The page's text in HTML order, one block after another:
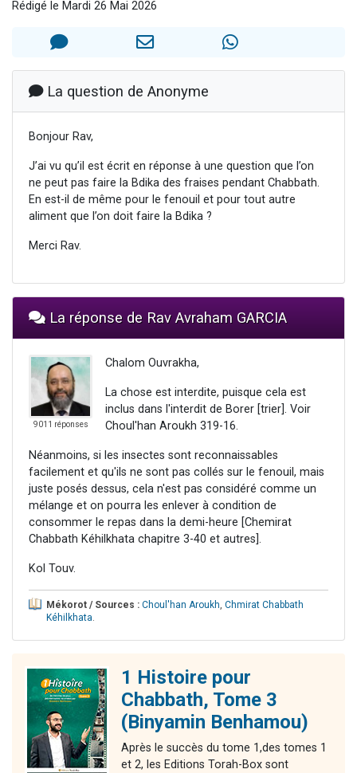
Il reste 49 places pour étudier en groupe sur Zoom
Eva vient de donner son Maasser
3 personnes viennent de faire un don pour Événements Torah-Box
Rédigé le Mardi 26 Mai 2026
La question de Anonyme
Bonjour Rav,
J’ai vu qu’il est écrit en réponse à une question que l’on
ne peut pas faire la Bdika des fraises pendant Chabbath.
En est-il de même pour le fenouil et pour tout autre
aliment que l’on doit faire la Bdika ?
Merci Rav.
La réponse de Rav Avraham GARCIA
9011 réponses
Chalom Ouvrakha,
La chose est interdite, puisque cela est
inclus dans l'interdit de Borer [trier]. Voir
Choul'han Aroukh 319-16.
Néanmoins, si les insectes sont reconnaissables
facilement et qu'ils ne sont pas collés sur le fenouil, mais
juste posés dessus, cela n'est pas considéré comme un
mélange et on pourra les enlever à condition de
consommer le repas dans la demi-heure [Chemirat
Chabbath Kéhilkhata chapitre 3-40 et autres].
Kol Touv.
Mékorot / Sources : Choul'han Aroukh, Chmirat Chabbath
Kéhilkhata.
1 Histoire pour
Chabbath, Tome 3
(Binyamin Benhamou)
Après le succès du tome 1,des tomes 1
et 2, les Editions Torah-Box sont